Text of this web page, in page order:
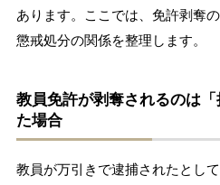
あります。ここでは、免許剥奪
懲戒処分の関係を整理します。
教員免許が剥奪されるのは
た場合
教員が万引きで逮捕されたとして